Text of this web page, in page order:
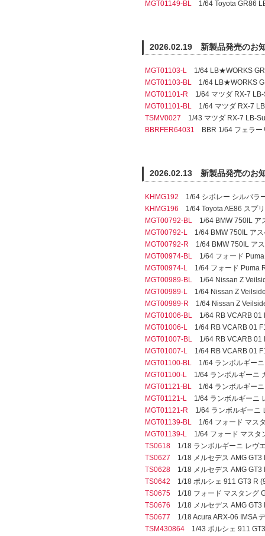
MGT01149-BL 1/64 Toyota GR86
2026.02.19 新製品発売のお
MGT01103-L 1/64 LB★WORKS GR
MGT01103-BL 1/64 LB★WORKS
MGT01101-R 1/64 マツダ RX-7 LB-
MGT01101-BL 1/64 マツダ RX-7
TSMV0027 1/43 マツダ RX-7 LB-
BBRFER64031 BBR 1/64 フェラー
2026.02.13 新製品発売のお
KHMG192 1/64 シボレー シルバラ
KHMG196 1/64 Toyota AE86 スプ
MGT00792-BL 1/64 BMW 750IL ア
MGT00792-L 1/64 BMW 750IL アス
MGT00792-R 1/64 BMW 750IL ア
MGT00974-BL 1/64 フォード Puma
MGT00974-L 1/64 フォード Puma
MGT00989-BL 1/64 Nissan Z
MGT00989-L 1/64 Nissan Z
MGT00989-R 1/64 Nissan Z
MGT01006-BL 1/64 RB VCARB 01
MGT01006-L 1/64 RB VCARB 01
MGT01007-BL 1/64 RB VCARB 01
MGT01007-L 1/64 RB VCARB 01
MGT01100-BL 1/64 ランボルギーニ
MGT01100-L 1/64 ランボルギーニ
MGT01121-BL 1/64 ランボルギーニ
MGT01121-L 1/64 ランボルギーニ
MGT01121-R 1/64 ランボルギーニ
MGT01139-BL 1/64 フォード マス
MGT01139-L 1/64 フォード マスタ
TS0618 1/18 ランボルギーニ レヴ
TS0627 1/18 メルセデス AMG GT3
TS0628 1/18 メルセデス AMG GT3
TS0642 1/18 ポルシェ 911 GT3 R
TS0675 1/18 フォード マスタング
TS0676 1/18 メルセデス AMG GT3
TS0677 1/18 Acura ARX-06 IMSA
TSM430864 1/43 ポルシェ 911